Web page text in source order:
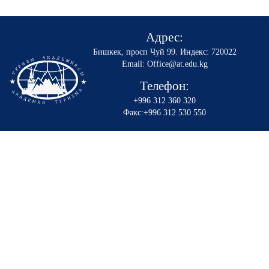
Адрес:
Бишкек, просп Чуй 99. Индекс: 720022
Email: Office@at.edu.kg
Телефон:
+996 312 360 320
Факс:+996 312 530 550